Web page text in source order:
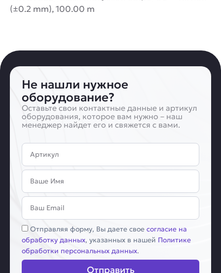
(±0.2 mm), 100.00 m
Не нашли нужное
оборудование?
Оставьте свои контактные данные и артикул
оборудования, которое вам нужно – наш
менеджер найдет его и свяжется с вами.
Артикул
Имя
Email
Соглашение
Отправляя форму, Вы даете свое согласие на
обработку данных, указанных в нашей Политике
обработки персональных данных.
Отправить